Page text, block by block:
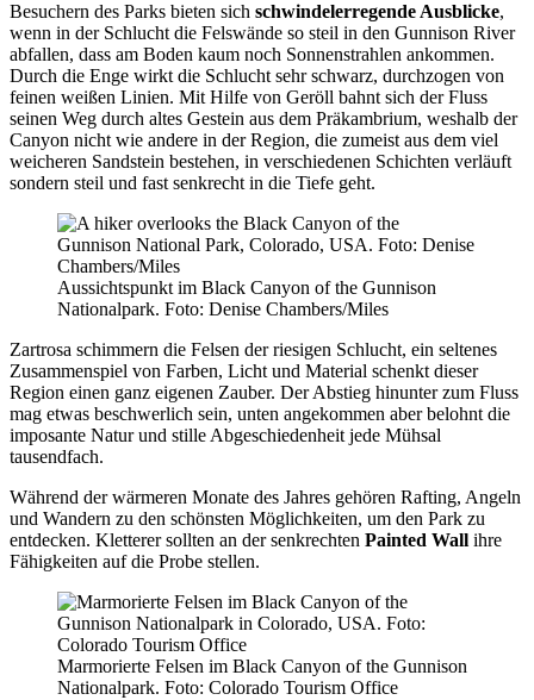
Besuchern des Parks bieten sich schwindelerregende Ausblicke,
wenn in der Schlucht die Felswände so steil in den Gunnison River
abfallen, dass am Boden kaum noch Sonnenstrahlen ankommen.
Durch die Enge wirkt die Schlucht sehr schwarz, durchzogen von
feinen weißen Linien. Mit Hilfe von Geröll bahnt sich der Fluss
seinen Weg durch altes Gestein aus dem Präkambrium, weshalb der
Canyon nicht wie andere in der Region, die zumeist aus dem viel
weicheren Sandstein bestehen, in verschiedenen Schichten verläuft
sondern steil und fast senkrecht in die Tiefe geht.
Aussichtspunkt im Black Canyon of the Gunnison
Nationalpark. Foto: Denise Chambers/Miles
Zartrosa schimmern die Felsen der riesigen Schlucht, ein seltenes
Zusammenspiel von Farben, Licht und Material schenkt dieser
Region einen ganz eigenen Zauber. Der Abstieg hinunter zum Fluss
mag etwas beschwerlich sein, unten angekommen aber belohnt die
imposante Natur und stille Abgeschiedenheit jede Mühsal
tausendfach.
Während der wärmeren Monate des Jahres gehören Rafting, Angeln
und Wandern zu den schönsten Möglichkeiten, um den Park zu
entdecken. Kletterer sollten an der senkrechten Painted Wall ihre
Fähigkeiten auf die Probe stellen.
Marmorierte Felsen im Black Canyon of the Gunnison
Nationalpark. Foto: Colorado Tourism Office